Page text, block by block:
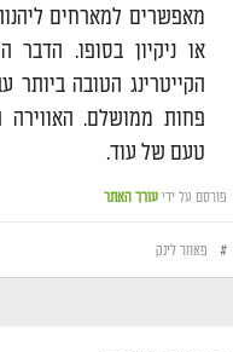
מאפשרים למארחים
או ניקיון בסופו.
הקייטרינג הטובה ביותר
פחות ממושלם. האווירה
טעם של עוד.
פורסם על ידי עורך האתר
# פאוור לינק